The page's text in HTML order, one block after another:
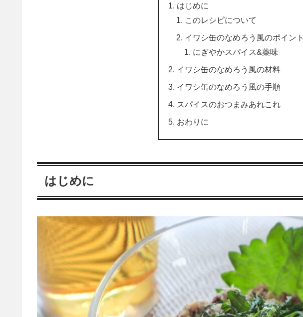
はじめに
このレシピについて
イワシ缶のなめろう風のポイント
にぎやかスパイス&薬味
イワシ缶のなめろう風の材料
イワシ缶のなめろう風の手順
スパイスのおつまみあれこれ
おわりに
はじめに